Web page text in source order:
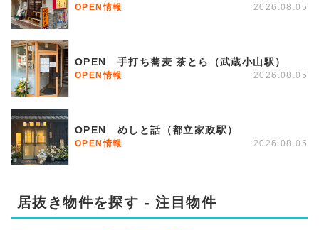
OPEN情報 2026.08.05
OPEN 手打ち蕎麦 茶とら（武蔵小山駅）
OPEN情報 2026.08.05
OPEN めしと話（都立家政駅）
OPEN情報 2026.08.05
居抜き物件を探す - 注目物件